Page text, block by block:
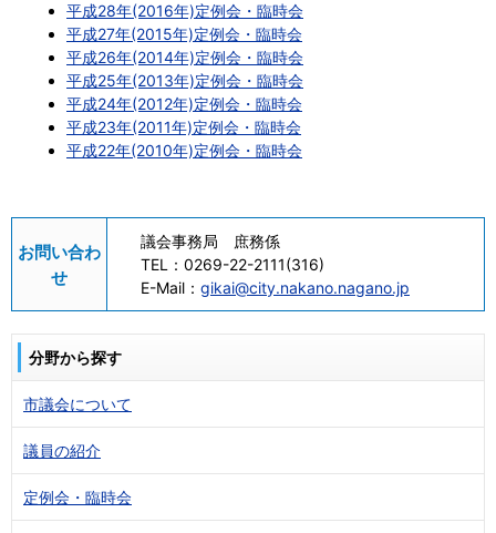
平成28年(2016年)定例会・臨時会
平成27年(2015年)定例会・臨時会
平成26年(2014年)定例会・臨時会
平成25年(2013年)定例会・臨時会
平成24年(2012年)定例会・臨時会
平成23年(2011年)定例会・臨時会
平成22年(2010年)定例会・臨時会
お問い合わ
せ
議会事務局 庶務係
TEL： 0269-22-2111(316)
E-Mail： gikai@city.nakano.nagano.jp
分野から探す
市議会について
議員の紹介
定例会・臨時会